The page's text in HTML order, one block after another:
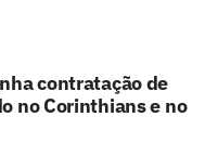
contratação de
no Corinthians e no